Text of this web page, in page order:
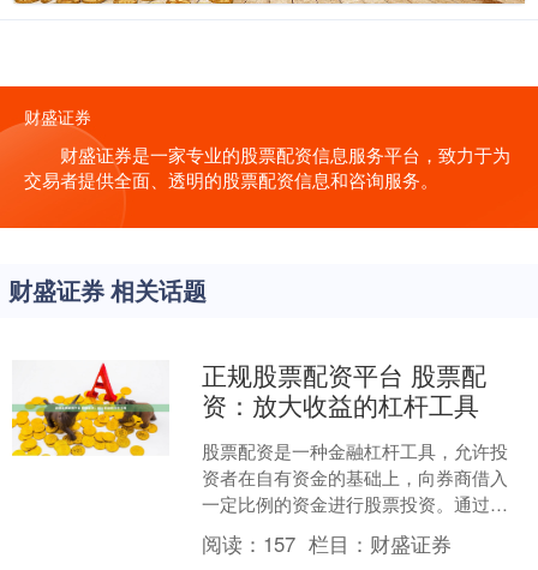
财盛证券
财盛证券是一家专业的股票配资信息服务平台，致力于为
交易者提供全面、透明的股票配资信息和咨询服务。
财盛证券 相关话题
正规股票配资平台 股票配
资：放大收益的杠杆工具
股票配资是一种金融杠杆工具，允许投
资者在自有资金的基础上，向券商借入
一定比例的资金进行股票投资。通过放
大资金规模正规股票配资平台，投资者
可以获得更高的潜在收益，....
阅读： 157 栏目： 财盛证券